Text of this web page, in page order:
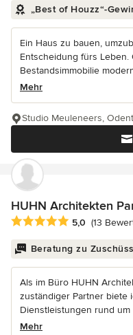
„Best of Houzz“-
Ein Haus zu bauen,
Entscheidung fürs Leben.
Bestandsimmobilie
Mehr
Studio Meuleneers,
HUHN Architekten
Durchschnittliche
5,0 (13
Beratung zu
Als im Büro HUHN
zuständiger Partner biete
Dienstleistungen rund um
Mehr